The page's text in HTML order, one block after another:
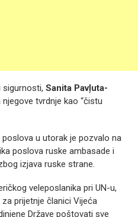
sigurnosti, Sanita Pavļuta-
tvrdnje kao “čistu
u utorak je pozvalo na
poslova ruske ambasade i
izjava ruske strane.
veleposlanika pri UN-u,
prijetnje članici Vijeća
Države poštovati sve